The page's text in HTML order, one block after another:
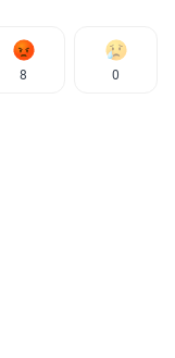
8 0